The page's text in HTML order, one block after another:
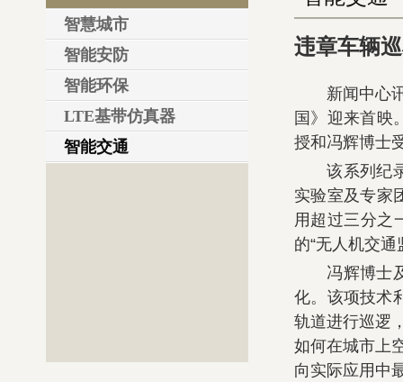
智慧城市
智能安防
智能环保
LTE基带仿真器
智能交通
违章车辆
新闻中心
国》迎来首映
授和冯辉博士
该系列纪录
实验室及专家
用超过三分之
的“无人机交
冯辉博士及
化。该项技术
轨道进行巡逻
如何在城市上
向实际应用中